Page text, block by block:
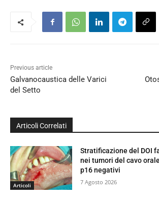
Previous article
Galvanocaustica delle Varici
del Setto
Articoli Correlati
Articoli
Stratificazione del DOI
nei tumori del cavo
p16 negativi
7 Agosto 2026